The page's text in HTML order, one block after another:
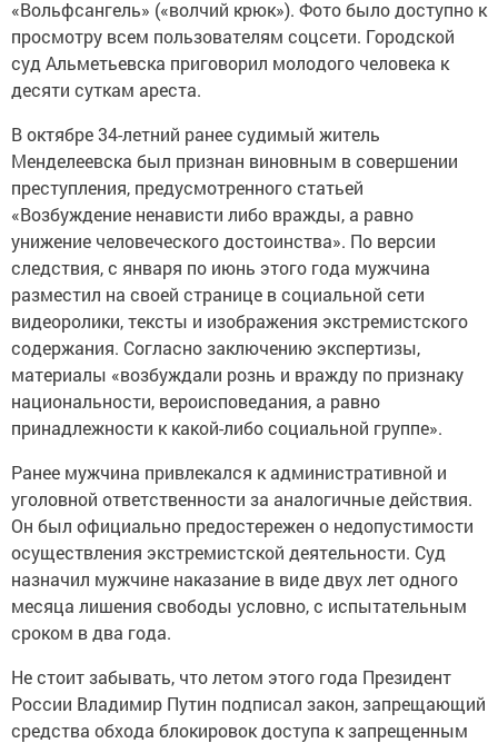
«Вольфсангель» («волчий крюк»). Фото было доступно к
просмотру всем пользователям соцсети. Городской
суд Альметьевска приговорил молодого человека к
десяти суткам ареста.
В октябре 34-летний ранее судимый житель
Менделеевска был признан виновным в совершении
преступления, предусмотренного статьей
«Возбуждение ненависти либо вражды, а равно
унижение человеческого достоинства». По версии
следствия, с января по июнь этого года мужчина
разместил на своей странице в социальной сети
видеоролики, тексты и изображения экстремистского
содержания. Согласно заключению экспертизы,
материалы «возбуждали рознь и вражду по признаку
национальности, вероисповедания, а равно
принадлежности к какой-либо социальной группе».
Ранее мужчина привлекался к административной и
уголовной ответственности за аналогичные действия.
Он был официально предостережен о недопустимости
осуществления экстремистской деятельности. Суд
назначил мужчине наказание в виде двух лет одного
месяца лишения свободы условно, с испытательным
сроком в два года.
Не стоит забывать, что летом этого года Президент
России Владимир Путин подписал закон, запрещающий
средства обхода блокировок доступа к запрещенным